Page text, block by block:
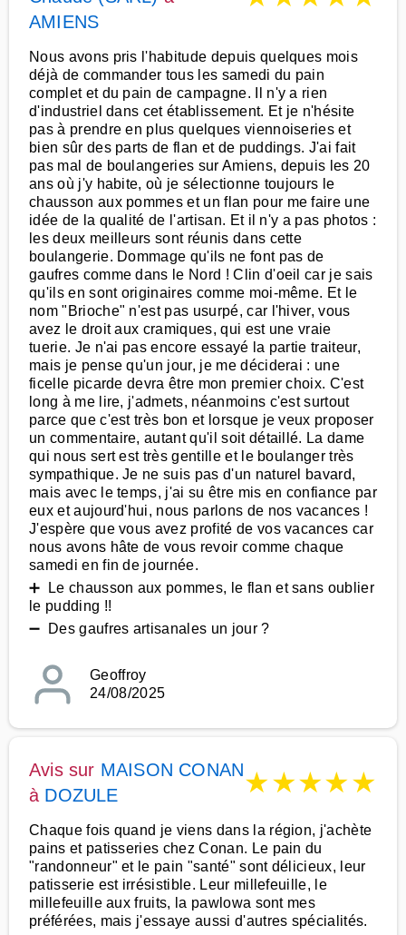
AMIENS
Nous avons pris l'habitude depuis quelques mois
déjà de commander tous les samedi du pain
complet et du pain de campagne. Il n'y a rien
d'industriel dans cet établissement. Et je n'hésite
pas à prendre en plus quelques viennoiseries et
bien sûr des parts de flan et de puddings. J'ai fait
pas mal de boulangeries sur Amiens, depuis les 20
ans où j'y habite, où je sélectionne toujours le
chausson aux pommes et un flan pour me faire une
idée de la qualité de l'artisan. Et il n'y a pas photos :
les deux meilleurs sont réunis dans cette
boulangerie. Dommage qu'ils ne font pas de
gaufres comme dans le Nord ! Clin d'oeil car je sais
qu'ils en sont originaires comme moi-même. Et le
nom "Brioche" n'est pas usurpé, car l'hiver, vous
avez le droit aux cramiques, qui est une vraie
tuerie. Je n'ai pas encore essayé la partie traiteur,
mais je pense qu'un jour, je me déciderai : une
ficelle picarde devra être mon premier choix. C'est
long à me lire, j'admets, néanmoins c'est surtout
parce que c'est très bon et lorsque je veux proposer
un commentaire, autant qu'il soit détaillé. La dame
qui nous sert est très gentille et le boulanger très
sympathique. Je ne suis pas d'un naturel bavard,
mais avec le temps, j'ai su être mis en confiance par
eux et aujourd'hui, nous parlons de nos vacances !
J'espère que vous avez profité de vos vacances car
nous avons hâte de vous revoir comme chaque
samedi en fin de journée.
➕ Le chausson aux pommes, le flan et sans oublier
le pudding !!
➖ Des gaufres artisanales un jour ?
Geoffroy
24/08/2025
Avis sur MAISON CONAN
à DOZULE ★★★★★
Chaque fois quand je viens dans la région, j'achète
pains et patisseries chez Conan. Le pain du
"randonneur" et le pain "santé" sont délicieux, leur
patisserie est irrésistible. Leur millefeuille, le
millefeuille aux fruits, la pawlowa sont mes
préférées, mais j'essaye aussi d'autres spécialités.